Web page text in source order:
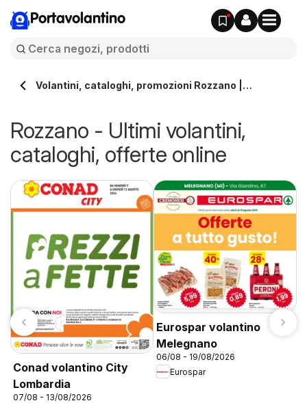
Portavolantino
Volantini, cataloghi, promozioni Rozzano |
Rozzano - Ultimi volantini,
cataloghi, offerte online
Conad volantino City
Lombardia
07/08 - 13/08/2026
Eurospar volantino
Melegnano
06/08 - 19/08/2026
Eurospar